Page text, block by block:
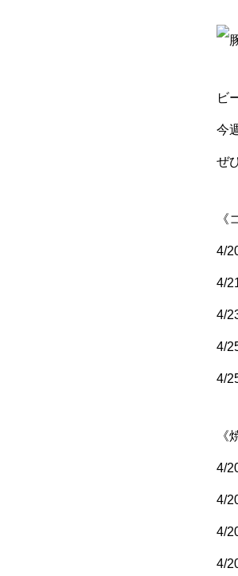
ビ
今
ぜ
《
4/
4/
4/
4/
4/
《
4/
4/
4/
4/